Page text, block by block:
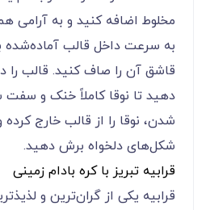
مخلوط اضافه کنید و به آرامی هم
به سرعت داخل قالب آماده‌شده
قاشق آن را صاف کنید. قالب را
دهید تا نوقا کاملاً خنک و
شدن، نوقا را از قالب خارج کرده
شکل‌های دلخواه برش دهید.
قرابیه تبریز با کره بادام زمینی
قرابیه یکی از گران‌ترین و